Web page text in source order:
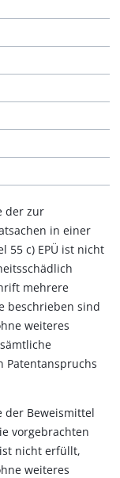
der zur
in einer
55 c) EPÜ ist nicht
mehrere
beschrieben sind
weiteres
Patentanspruchs
der Beweismittel
vorgebrachten
nicht erfüllt,
weiteres